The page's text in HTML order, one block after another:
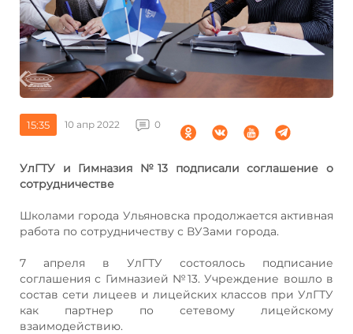
15:35 10 апр 2022 0
УлГТУ и Гимназия №13 подписали соглашение о
сотрудничестве
Школами города Ульяновска продолжается активная
работа по сотрудничеству с ВУЗами города.
7 апреля в УлГТУ состоялось подписание
соглашения с Гимназией №13. Учреждение вошло в
состав сети лицеев и лицейских классов при УлГТУ
как партнер по сетевому лицейскому
взаимодействию.